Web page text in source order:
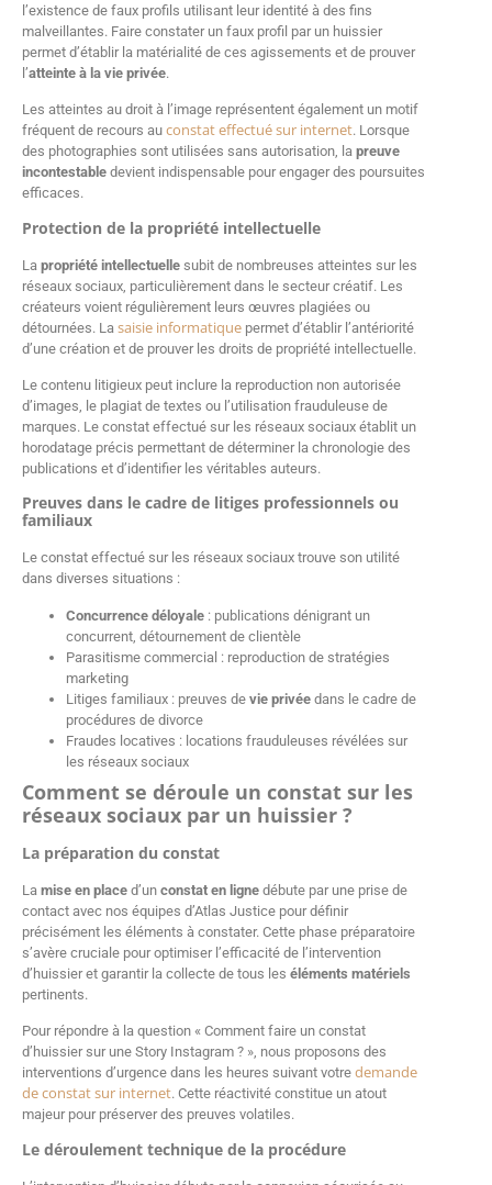
l’existence de faux profils utilisant leur identité à des fins
malveillantes. Faire constater un faux profil par un huissier
permet d’établir la matérialité de ces agissements et de prouver
l’atteinte à la vie privée.
Les atteintes au droit à l’image représentent également un motif
fréquent de recours au constat effectué sur internet. Lorsque
des photographies sont utilisées sans autorisation, la preuve
incontestable devient indispensable pour engager des poursuites
efficaces.
Protection de la propriété intellectuelle
La propriété intellectuelle subit de nombreuses atteintes sur les
réseaux sociaux, particulièrement dans le secteur créatif. Les
créateurs voient régulièrement leurs œuvres plagiées ou
détournées. La saisie informatique permet d’établir l’antériorité
d’une création et de prouver les droits de propriété intellectuelle.
Le contenu litigieux peut inclure la reproduction non autorisée
d’images, le plagiat de textes ou l’utilisation frauduleuse de
marques. Le constat effectué sur les réseaux sociaux établit un
horodatage précis permettant de déterminer la chronologie des
publications et d’identifier les véritables auteurs.
Preuves dans le cadre de litiges professionnels ou
familiaux
Le constat effectué sur les réseaux sociaux trouve son utilité
dans diverses situations :
Concurrence déloyale : publications dénigrant un
concurrent, détournement de clientèle
Parasitisme commercial : reproduction de stratégies
marketing
Litiges familiaux : preuves de vie privée dans le cadre de
procédures de divorce
Fraudes locatives : locations frauduleuses révélées sur
les réseaux sociaux
Comment se déroule un constat sur les
réseaux sociaux par un huissier ?
La préparation du constat
La mise en place d’un constat en ligne débute par une prise de
contact avec nos équipes d’Atlas Justice pour définir
précisément les éléments à constater. Cette phase préparatoire
s’avère cruciale pour optimiser l’efficacité de l’intervention
d’huissier et garantir la collecte de tous les éléments matériels
pertinents.
Pour répondre à la question « Comment faire un constat
d’huissier sur une Story Instagram ? », nous proposons des
interventions d’urgence dans les heures suivant votre demande
de constat sur internet. Cette réactivité constitue un atout
majeur pour préserver des preuves volatiles.
Le déroulement technique de la procédure